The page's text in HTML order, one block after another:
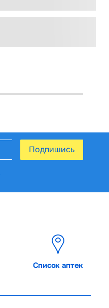
Подпишись
Список аптек